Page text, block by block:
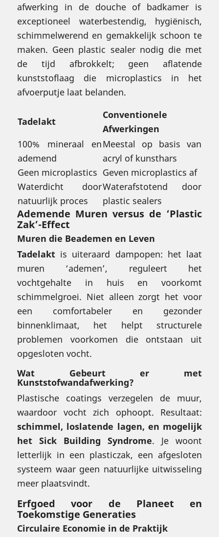
afwerking in de douche of badkamer is
exceptioneel waterbestendig, hygiënisch,
schimmelwerend en gemakkelijk schoon te
maken. Geen plastic sealer nodig die met
de tijd afbrokkelt; geen aflatende
kunststoflaag die microplastics in het
afvoerputje laat belanden.
Tadelakt
Conventionele
Afwerkingen
100% mineraal en
ademend
Geen microplastics
Waterdicht door
natuurlijk proces
Meestal op basis van
acryl of kunsthars
Geven microplastics af
Waterafstotend door
plastic sealers
Ademende Muren versus de ‘Plastic
Zak’-Effect
Muren die Beademen en Leven
Tadelakt is uiteraard dampopen: het laat
muren ‘ademen’, reguleert het
vochtgehalte in huis en voorkomt
schimmelgroei. Niet alleen zorgt het voor
een comfortabeler en gezonder
binnenklimaat, het helpt structurele
problemen voorkomen die ontstaan uit
opgesloten vocht.
Wat Gebeurt er met
Kunststofwandafwerking?
Plastische coatings verzegelen de muur,
waardoor vocht zich ophoopt. Resultaat:
schimmel, loslatende lagen, en mogelijk
het Sick Building Syndrome. Je woont
letterlijk in een plasticzak, een afgesloten
systeem waar geen natuurlijke uitwisseling
meer plaatsvindt.
Erfgoed voor de Planeet en
Toekomstige Generaties
Circulaire Economie in de Praktijk